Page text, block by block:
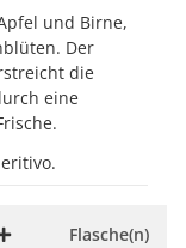
und Birne,
Der
die
eine
Flasche(n)